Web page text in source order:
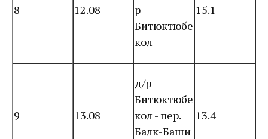
8 12.08
р
Битюктюбе
кол
15.1
9 13.08
д/р
Битюктюбе
кол - пер.
Балк-Баши
13.4